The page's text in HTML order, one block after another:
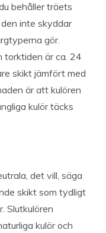
behåller träets
inte skyddar
gör.
torktiden är ca. 24
skikt jämfört med
är att kulören
kulör täcks
det vill, säga
skikt som tydligt
Slutkulören
kulör och